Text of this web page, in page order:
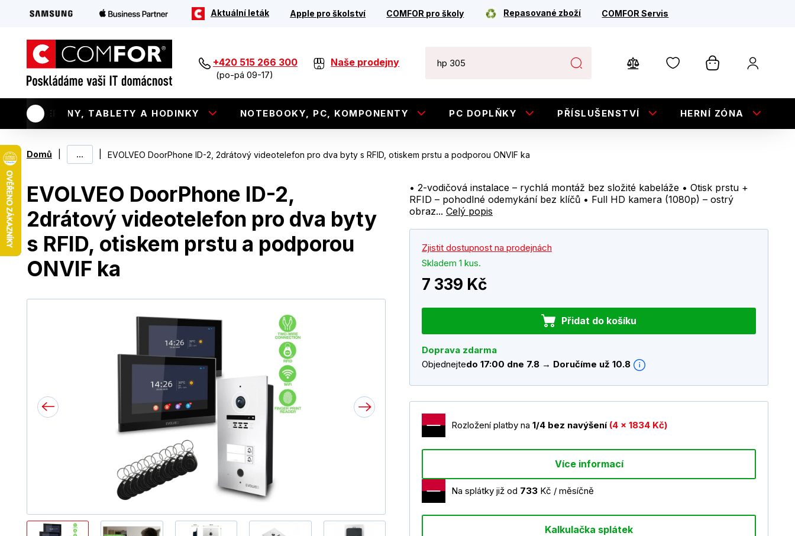
Aktuální leták Apple pro školství COMFOR pro školy Repasované zboží COMFOR Servis
+420 515 266 300
(po-pá 09-17)
Naše prodejny
TELEFONY, TABLETY A HODINKY NOTEBOOKY, PC, KOMPONENTY PC DOPLŇKY PŘÍSLUŠENSTVÍ HERNÍ ZÓNA
Domů ... EVOLVEO DoorPhone ID-2, 2drátový videotelefon pro dva byty s RFID, otiskem prstu a podporou ONVIF ka
EVOLVEO DoorPhone ID-2,
2drátový videotelefon pro dva byty
s RFID, otiskem prstu a podporou
ONVIF ka
• 2-vodičová instalace – rychlá montáž bez složité kabeláže • Otisk prstu +
RFID – pohodlné odemykání bez klíčů • Full HD kamera (1080p) – ostrý
obraz... Celý popis
Zjistit dostupnost na prodejnách
Skladem 1 kus.
7 339 Kč
Přidat do košíku
Doprava zdarma
Objednejtedo 17:00 dne 7.8 → Doručíme už 10.8
Rozložení platby na 1/4 bez navýšení (4 x 1834 Kč)
Více informací
Na splátky již od 733 Kč / měsíčně
Kalkulačka splátek